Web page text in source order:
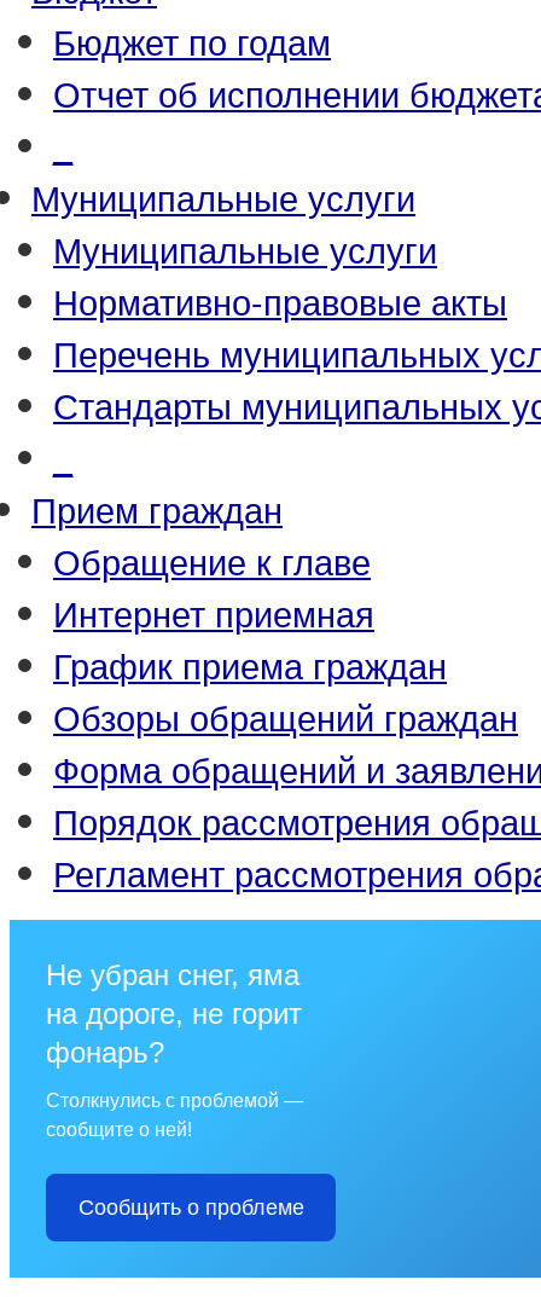
Бюджет по годам
Отчет об исполнении
Муниципальные услуги
Муниципальные услуги
Нормативно-правовые акты
Перечень муниципальных
Стандарты муниципальных
Прием граждан
Обращение к главе
Интернет приемная
График приема граждан
Обзоры обращений граждан
Форма обращений и
Порядок рассмотрения
Регламент рассмотрения
Не убран снег, яма
на дороге, не горит
фонарь?
Столкнулись с проблемой —
сообщите о ней!
Сообщить о проблеме